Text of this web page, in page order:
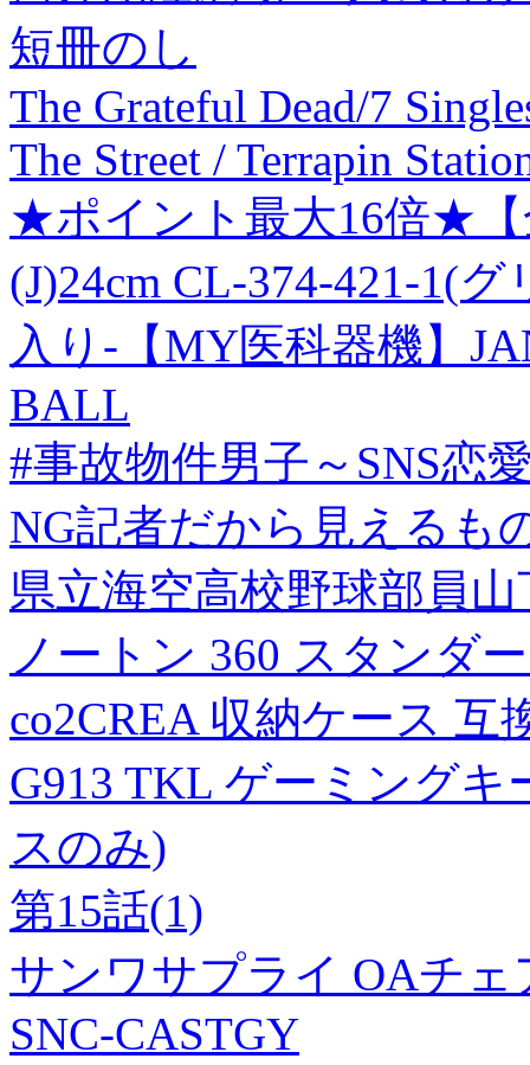
短冊のし
The Grateful Dead/7
The Street / Terrapin
★ポイント最大16倍★【
(J)24cm CL-374-421-1(
入り-【MY医科器機】
BALL
#事故物件男子～SNS恋
NG記者だから見えるも
県立海空高校野球部員
ノートン 360 スタンダ
co2CREA 収納ケース 互
G913 TKL ゲーミングキ
スのみ)
第15話(1)
サンワサプライ OAチ
SNC-CASTGY